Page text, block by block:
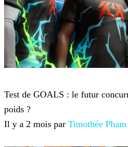
Test de GOALS : le futur
poids ?
Il y a 2 mois par Timothée Pham